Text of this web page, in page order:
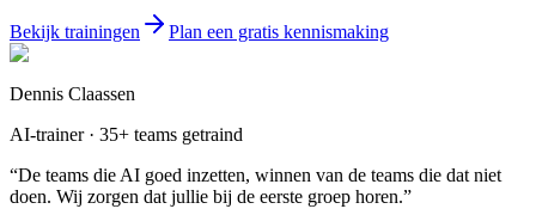
Bekijk trainingen Plan een gratis kennismaking
Dennis Claassen
AI-trainer · 35+ teams getraind
“De teams die AI goed inzetten, winnen van de teams die dat niet
doen. Wij zorgen dat jullie bij de eerste groep horen.”